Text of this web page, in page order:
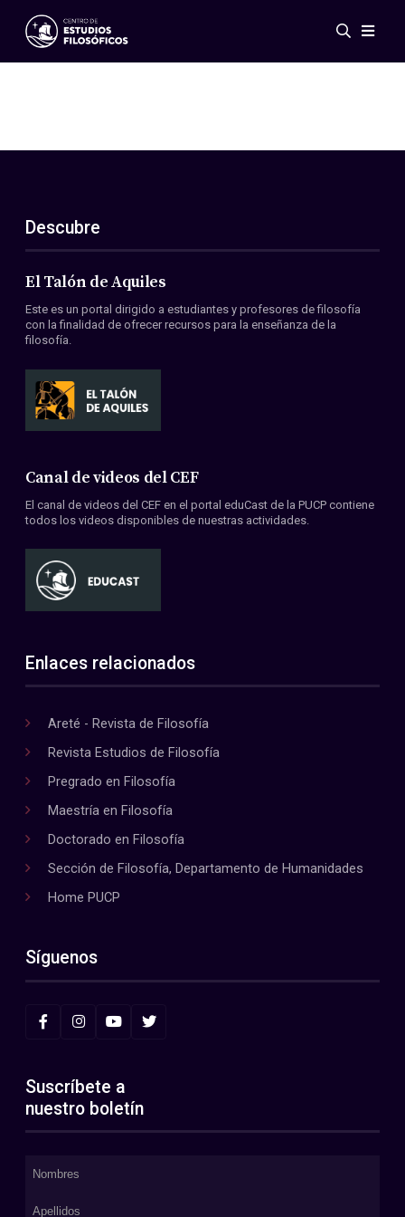
Eventos
ES
EN
Acerca de nosotros
Miembros
Convenios
Descubre
El Talón de Aquiles
Este es un portal dirigido a estudiantes y profesores de filosofía
con la finalidad de ofrecer recursos para la enseñanza de la
filosofía.
Canal de videos del CEF
El canal de videos del CEF en el portal eduCast de la PUCP contiene
todos los videos disponibles de nuestras actividades.
Enlaces relacionados
Areté - Revista de Filosofía
Revista Estudios de Filosofía
Pregrado en Filosofía
Maestría en Filosofía
Doctorado en Filosofía
Sección de Filosofía, Departamento de Humanidades
Home PUCP
Síguenos
Suscríbete a
nuestro boletín